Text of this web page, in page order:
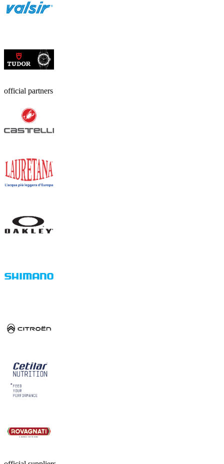
official partners